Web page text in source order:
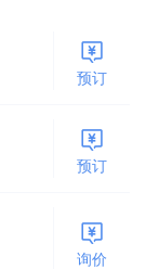
预订
预订
询价